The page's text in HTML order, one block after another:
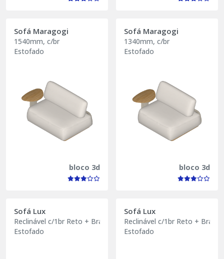
Sofá Maragogi
1540mm, c/br
Estofado
bloco 3d
Sofá Maragogi
1340mm, c/br
Estofado
bloco 3d
Sofá Lux
Reclinável c/1br Reto + Braço Central 9° c/mesa
Estofado
Sofá Lux
Reclinável c/1br Reto +
Estofado